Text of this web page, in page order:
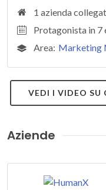
1 azienda
Protagonista in 7
Area: Marketing
VEDI I VIDEO
Aziende